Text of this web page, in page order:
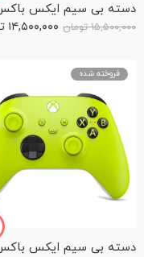
۱۵,۵۰۰,۰۰۰ تومان ۱۴,۵۰۰,۰۰۰
فروخته شده